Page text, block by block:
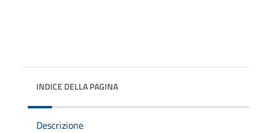
INDICE DELLA PAGINA
Descrizione